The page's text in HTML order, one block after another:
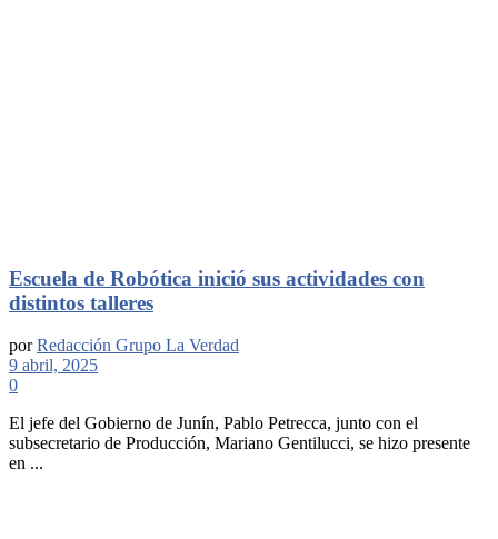
Escuela de Robótica inició sus actividades con
distintos talleres
por Redacción Grupo La Verdad
9 abril, 2025
0
El jefe del Gobierno de Junín, Pablo Petrecca, junto con el
subsecretario de Producción, Mariano Gentilucci, se hizo presente
en ...